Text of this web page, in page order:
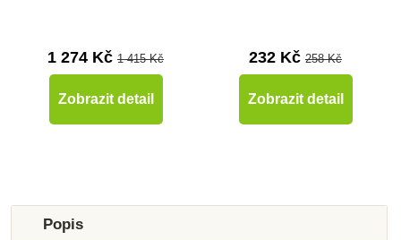
1 274 Kč 1 415 Kč
Zobrazit detail
232 Kč 258 Kč
Zobrazit detail
Do školy
Popis